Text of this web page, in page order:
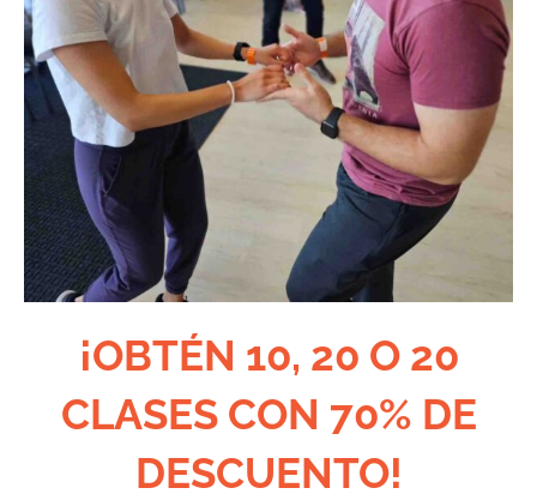
¡OBTÉN 10, 20 O 20
CLASES CON 70% DE
DESCUENTO!